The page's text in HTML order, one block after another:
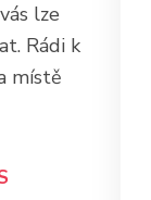
lze
Rádi k
místě